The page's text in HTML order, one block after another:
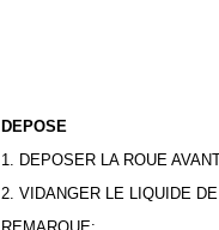
DEPOSE
1. DEPOSER LA ROUE
2. VIDANGER LE LIQUIDE